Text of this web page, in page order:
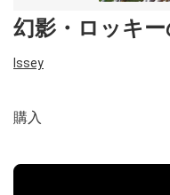
幻影・ロッキ
Issey
購入